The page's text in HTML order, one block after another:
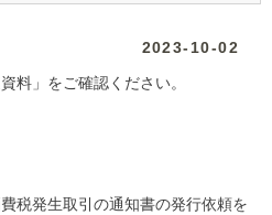
2023-10-02
料」をご確認ください。
税発生取引の通知書の発行依頼を